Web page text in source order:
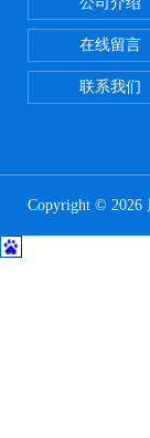
在线留言
联系我们
Copyright © 2026